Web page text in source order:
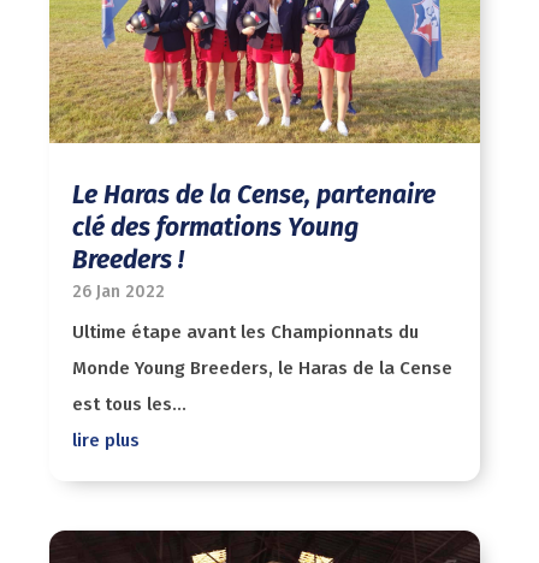
Le Haras de la Cense, partenaire
clé des formations Young
Breeders !
26 Jan 2022
Ultime étape avant les Championnats du
Monde Young Breeders, le Haras de la Cense
est tous les...
lire plus